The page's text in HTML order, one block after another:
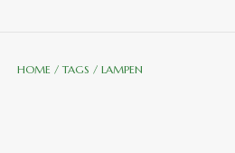
HOME / TAGS / LAMPEN